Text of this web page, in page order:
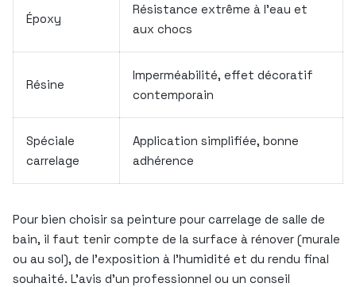
Époxy
Résistance extrême à l’eau et
aux chocs
Résine
Imperméabilité, effet décoratif
contemporain
Spéciale
carrelage
Application simplifiée, bonne
adhérence
Pour bien choisir sa peinture pour carrelage de salle de
bain, il faut tenir compte de la surface à rénover (murale
ou au sol), de l’exposition à l’humidité et du rendu final
souhaité. L’avis d’un professionnel ou un conseil